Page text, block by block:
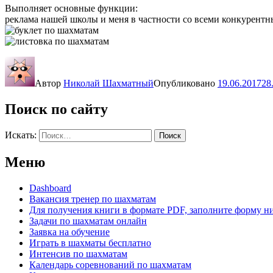
Выполняет основные функции:
реклама нашей школы и меня в частности со всеми
Автор Николай ШахматныйОпубликовано 19.06.2017
Поиск по сайту
Искать: Поиск
Меню
Dashboard
Вакансия тренер по шахматам
Для получения книги в формате PDF, заполните форму
Задачи по шахматам онлайн
Заявка на обучение
Играть в шахматы бесплатно
Интенсив по шахматам
Календарь соревнований по шахматам